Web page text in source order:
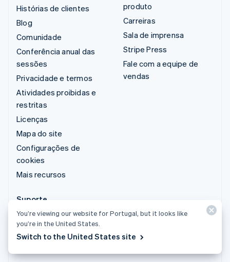
Histórias de clientes
Blog
Comunidade
Conferência anual das
sessões
Privacidade e termos
Atividades proibidas e
restritas
Licenças
Mapa do site
Configurações de
cookies
Mais recursos
produto
Carreiras
Sala de imprensa
Stripe Press
Fale com a equipe de
vendas
Suporte
Obter suporte
Planos de suporte
gerenciado
You’re viewing our website for Portugal, but it looks like
you’re in the United States.
Switch to the United States site